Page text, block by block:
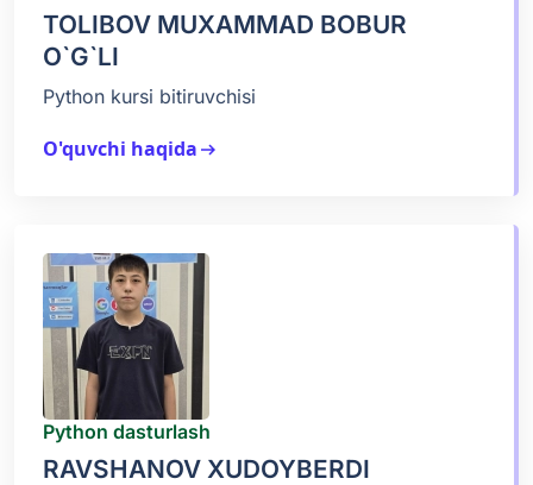
TOLIBOV MUXAMMAD BOBUR
O`G`LI
Python kursi bitiruvchisi
O'quvchi haqidaarrow_right_alt
Python dasturlash
RAVSHANOV XUDOYBERDI